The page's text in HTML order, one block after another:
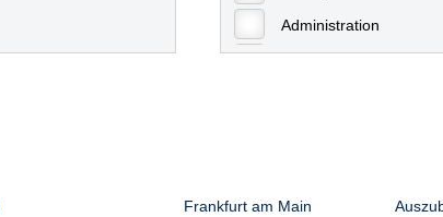
Administration
Sonstiges
Frankfurt am Main